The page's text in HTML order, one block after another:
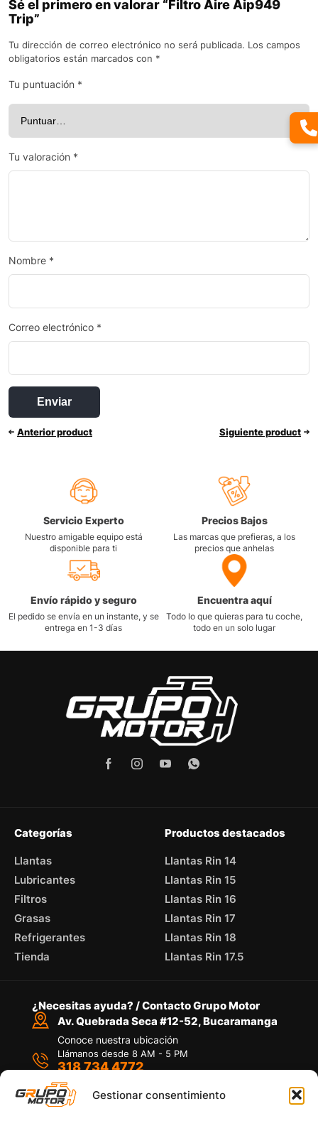
Gestionar consentimiento
Sé el primero en valorar “Filtro Aire Aip949
Trip”
Tu dirección de correo electrónico no será publicada. Los campos
obligatorios están marcados con *
Tu puntuación *
Tu valoración *
Nombre *
Correo electrónico *
Anterior product Siguiente product
Servicio Experto
Nuestro amigable equipo está
disponible para ti
Precios Bajos
Las marcas que prefieras, a los
precios que anhelas
Envío rápido y seguro
El pedido se envía en un instante, y se
entrega en 1-3 días
Encuentra aquí
Todo lo que quieras para tu coche,
todo en un solo lugar
Categorías
Llantas
Lubricantes
Filtros
Grasas
Refrigerantes
Tienda
Productos destacados
Llantas Rin 14
Llantas Rin 15
Llantas Rin 16
Llantas Rin 17
Llantas Rin 18
Llantas Rin 17.5
¿Necesitas ayuda? / Contacto Grupo Motor
Av. Quebrada Seca #12-52, Bucaramanga
Conoce nuestra ubicación
Llámanos desde 8 AM - 5 PM
318 734 4772
Por medio de WhatsApp